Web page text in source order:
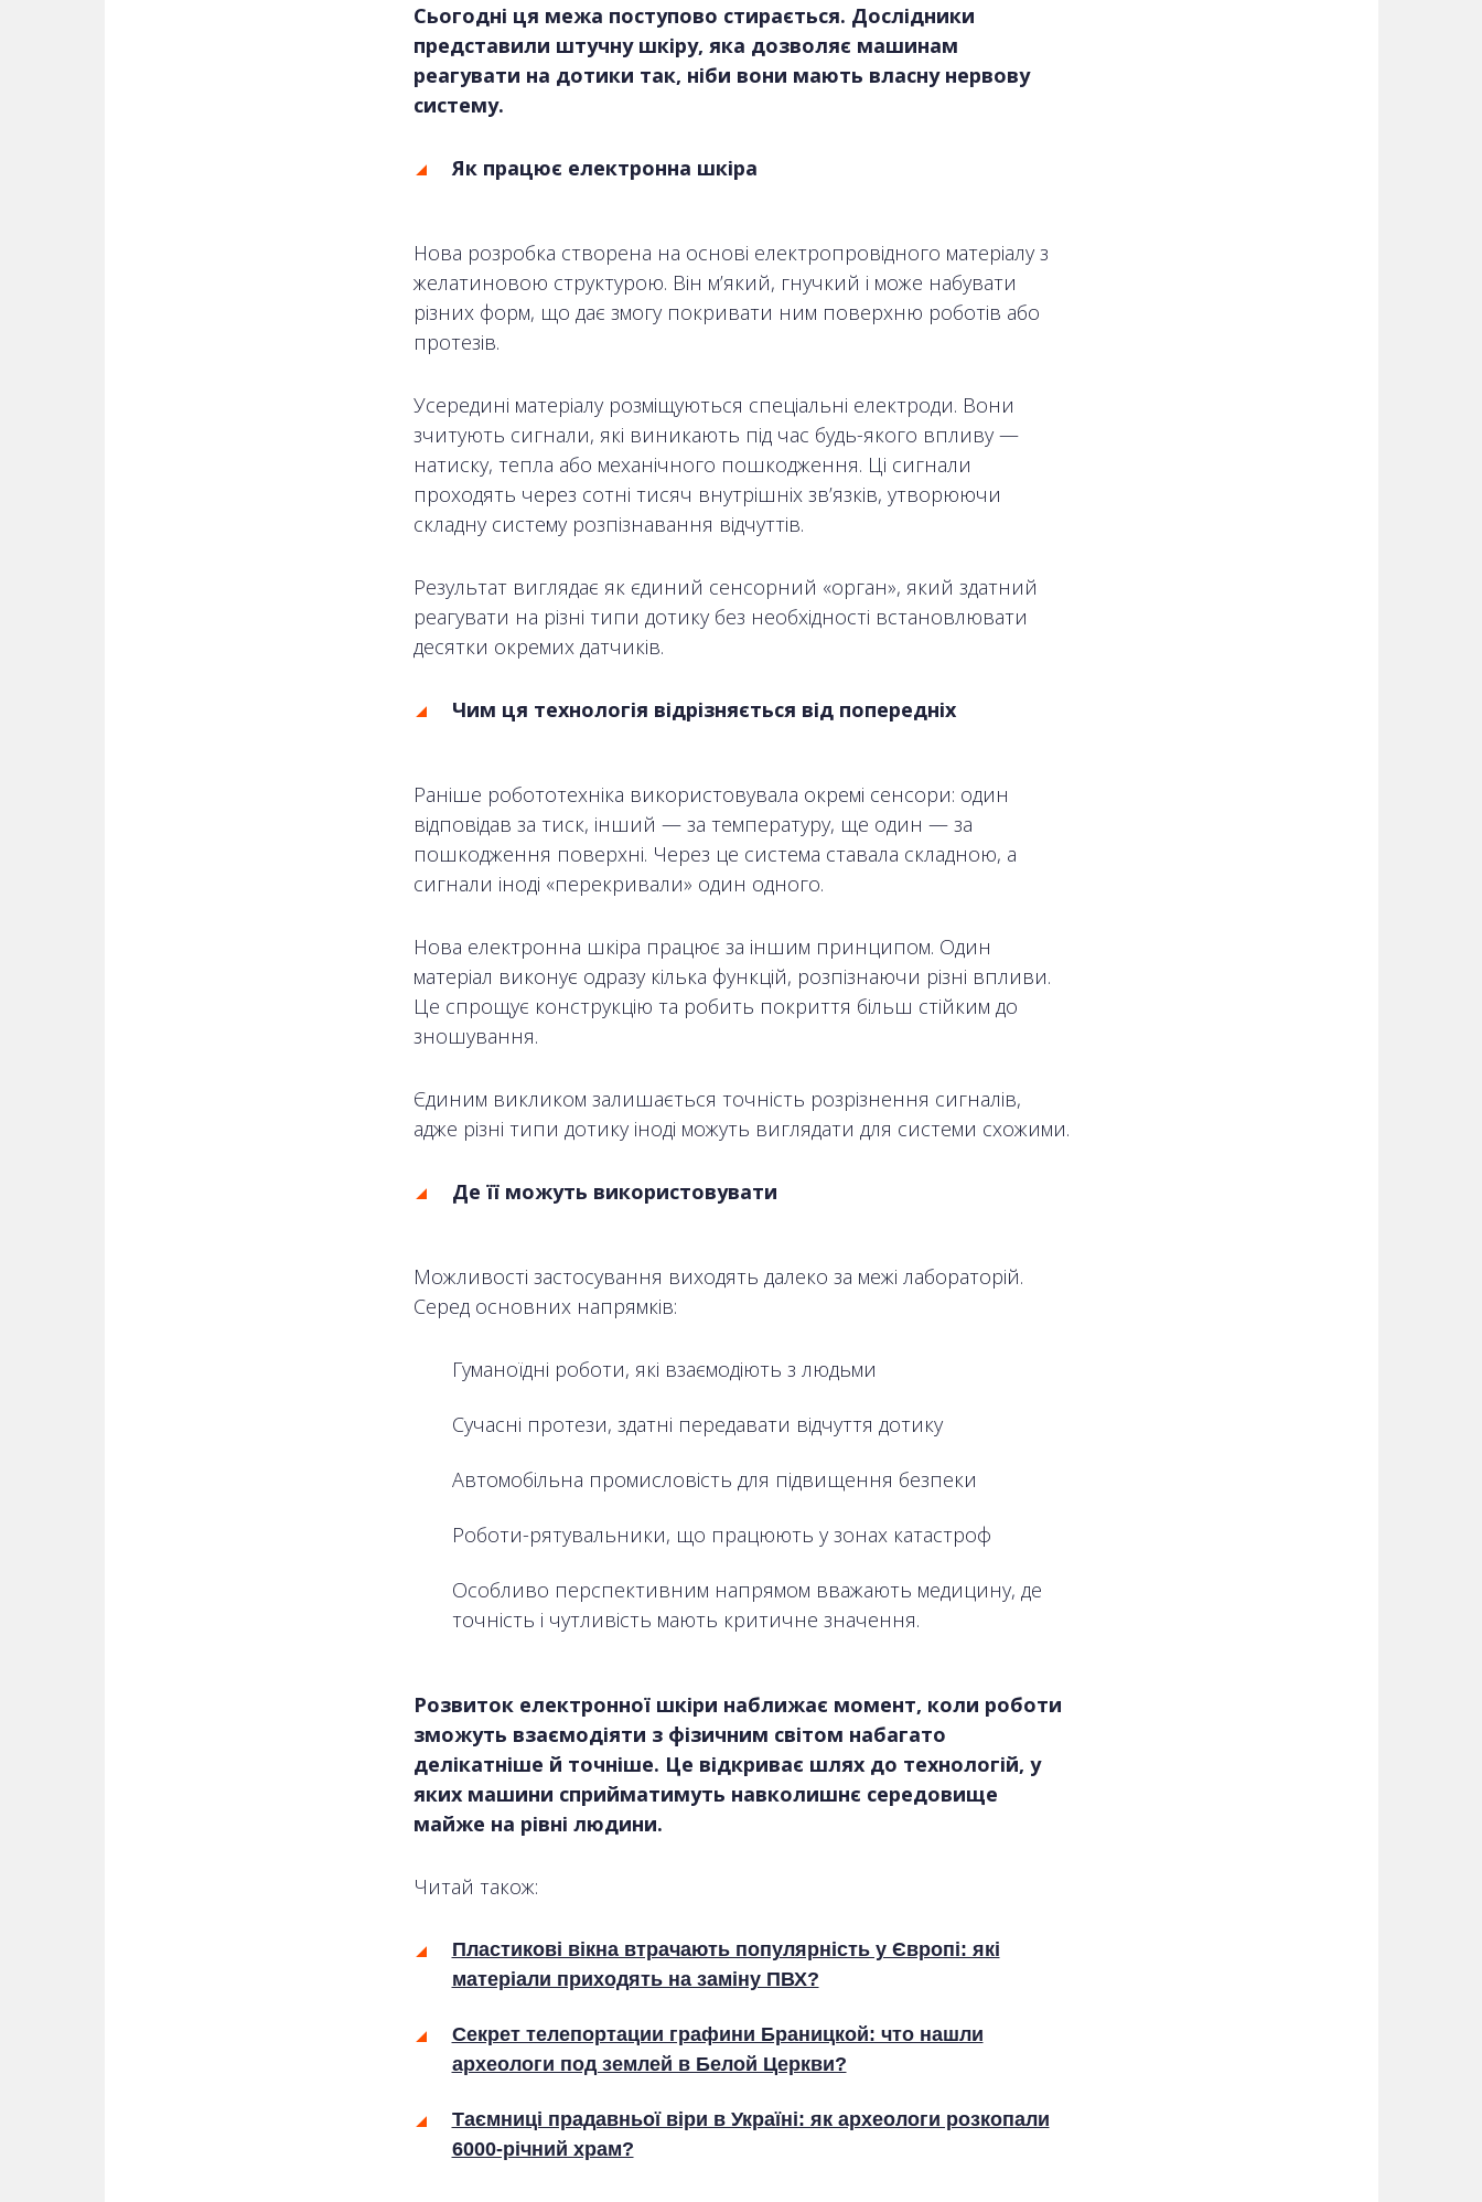
Сьогодні ця межа поступово стирається. Дослідники
представили штучну шкіру, яка дозволяє машинам
реагувати на дотики так, ніби вони мають власну нервову
систему.
Як працює електронна шкіра
Нова розробка створена на основі електропровідного матеріалу з
желатиновою структурою. Він м’який, гнучкий і може набувати
різних форм, що дає змогу покривати ним поверхню роботів або
протезів.
Усередині матеріалу розміщуються спеціальні електроди. Вони
зчитують сигнали, які виникають під час будь-якого впливу —
натиску, тепла або механічного пошкодження. Ці сигнали
проходять через сотні тисяч внутрішніх зв’язків, утворюючи
складну систему розпізнавання відчуттів.
Результат виглядає як єдиний сенсорний «орган», який здатний
реагувати на різні типи дотику без необхідності встановлювати
десятки окремих датчиків.
Чим ця технологія відрізняється від попередніх
Раніше робототехніка використовувала окремі сенсори: один
відповідав за тиск, інший — за температуру, ще один — за
пошкодження поверхні. Через це система ставала складною, а
сигнали іноді «перекривали» один одного.
Нова електронна шкіра працює за іншим принципом. Один
матеріал виконує одразу кілька функцій, розпізнаючи різні впливи.
Це спрощує конструкцію та робить покриття більш стійким до
зношування.
Єдиним викликом залишається точність розрізнення сигналів,
адже різні типи дотику іноді можуть виглядати для системи схожими.
Де її можуть використовувати
Можливості застосування виходять далеко за межі лабораторій.
Серед основних напрямків:
Гуманоїдні роботи, які взаємодіють з людьми
Сучасні протези, здатні передавати відчуття дотику
Автомобільна промисловість для підвищення безпеки
Роботи-рятувальники, що працюють у зонах катастроф
Особливо перспективним напрямом вважають медицину, де
точність і чутливість мають критичне значення.
Розвиток електронної шкіри наближає момент, коли роботи
зможуть взаємодіяти з фізичним світом набагато
делікатніше й точніше. Це відкриває шлях до технологій, у
яких машини сприйматимуть навколишнє середовище
майже на рівні людини.
Читай також:
Пластикові вікна втрачають популярність у Європі: які
матеріали приходять на заміну ПВХ?
Секрет телепортации графини Браницкой: что нашли
археологи под землей в Белой Церкви?
Таємниці прадавньої віри в Україні: як археологи розкопали
6000-річний храм?